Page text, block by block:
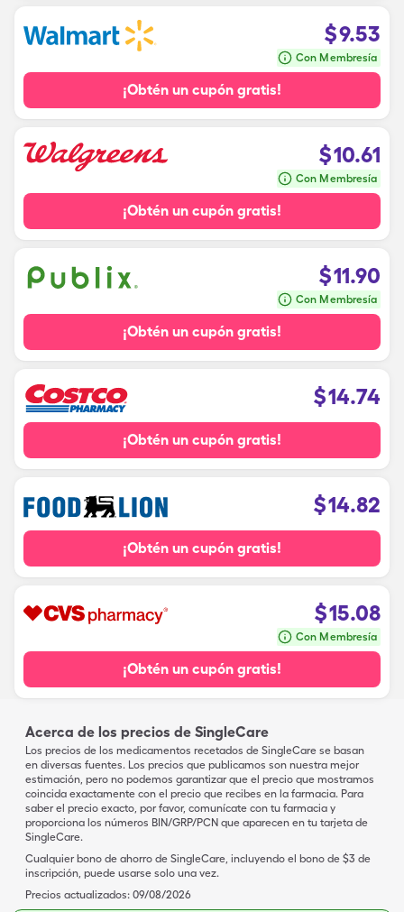
$9.53
Con Membresía
¡Obtén un cupón gratis!
$10.61
Con Membresía
¡Obtén un cupón gratis!
$11.90
Con Membresía
¡Obtén un cupón gratis!
$14.74
¡Obtén un cupón gratis!
$14.82
¡Obtén un cupón gratis!
$15.08
Con Membresía
¡Obtén un cupón gratis!
Acerca de los precios de SingleCare
Los precios de los medicamentos recetados de SingleCare se basan
en diversas fuentes. Los precios que publicamos son nuestra mejor
estimación, pero no podemos garantizar que el precio que mostramos
coincida exactamente con el precio que recibes en la farmacia. Para
saber el precio exacto, por favor, comunícate con tu farmacia y
proporciona los números BIN/GRP/PCN que aparecen en tu tarjeta de
SingleCare.
Cualquier bono de ahorro de SingleCare, incluyendo el bono de $3 de
inscripción, puede usarse solo una vez.
Precios actualizados: 09/08/2026